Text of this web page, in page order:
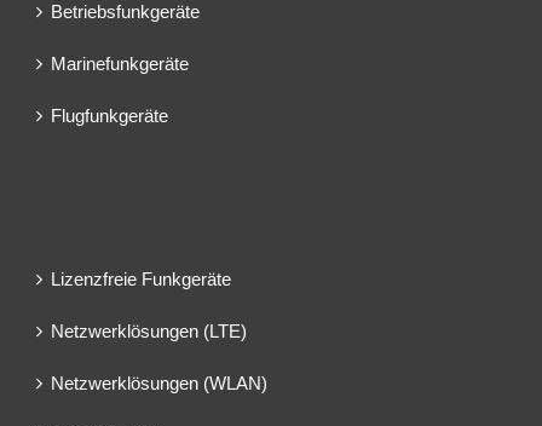
Betriebsfunkgeräte
Marinefunkgeräte
Flugfunkgeräte
Lizenzfreie Funkgeräte
Netzwerklösungen (LTE)
Netzwerklösungen (WLAN)